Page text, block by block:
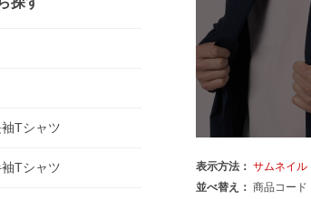
Tシャツ
Tシャツ 表示方法： サムネイル
並べ替え： 商品コード